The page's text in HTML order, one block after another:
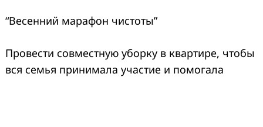
“Весенний марафон чистоты”
Провести совместную уборку в квартире, чтобы
вся семья принимала участие и помогала